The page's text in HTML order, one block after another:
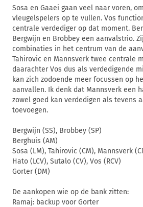
Sosa en Gaaei gaan veel naar voren,
vleugelspelers op te vullen. Vos
centrale verdediger op dat moment.
Bergwijn en Brobbey een aanvalstrio.
combinaties in het centrum van de
Tahirovic en Mannsverk twee centrale
daarachter Vos dus als verdedigende
kan zich zodoende meer focussen op
aanvallen. Ik denk dat Mannsverk een
zowel goed kan verdedigen als tevens
toevoegen.
Bergwijn (SS), Brobbey (SP)
Berghuis (AM)
Sosa (LM), Tahirovic (CM), Mannsverk
Hato (LCV), Sutalo (CV), Vos (RCV)
Gorter (DM)
De aankopen wie op de bank zitten:
Ramaj: backup voor Gorter